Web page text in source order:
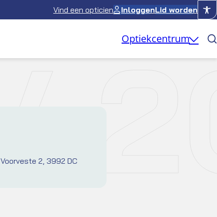
Vind een opticien InloggenLid worden
Optiekcentrum
2, 3992 DC